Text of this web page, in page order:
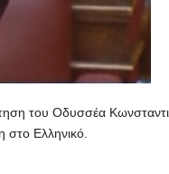
του Οδυσσέα
Ελληνικό.